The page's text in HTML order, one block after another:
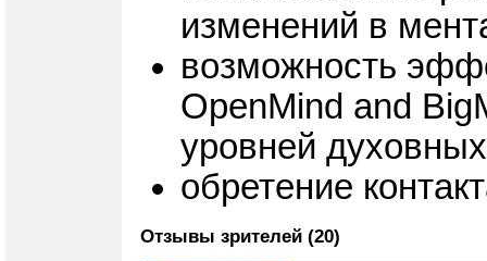
изменений в
возможность
OpenMind and
уровней
обретение
Отзывы зрителей (20)